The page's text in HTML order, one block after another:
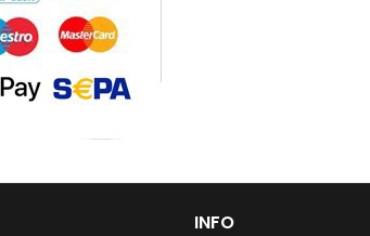
INFO